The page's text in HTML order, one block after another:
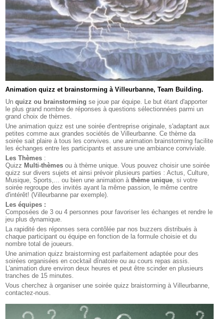
Animation quizz et brainstorming à Villeurbanne, Team Building.
Unquizz ou brainstorming se joue par équipe. Le but étant d'apporter
le plus grand nombre de réponses à questions sélectionnées parmi un
grand choix de thèmes.
Une animation quizz est une soirée d'entreprise originale, s'adaptant aux
petites comme aux grandes sociétés de Villeurbanne. Ce thème da
soirée sait plaire à tous les convives. une animation brainstorming facilite
les échanges entre les participants et assure une ambiance conviviale.
Les Thèmes :
Quizz Multi-thèmes ou à thème unique. Vous pouvez choisir une soirée
quizz sur divers sujets et ainsi prévoir plusieurs parties : Actus, Culture,
Musique, Sports,... ou bien une animation àthème unique, si votre
soirée regroupe des invités ayant la même passion, le même centre
d'intérêt! (Villeurbanne par exemple).
Les équipes :
Composées de 3 ou 4 personnes pour favoriser les échanges et rendre le
jeu plus dynamique.
La rapidité des réponses sera contôlée par nos buzzers distribués à
chaque participant ou équipe en fonction de la formule choisie et du
nombre total de joueurs.
Une animation quizz braistorming est parfaitement adaptée pour des
soirées organisées en cocktail dînatoire ou au cours repas assis.
L'animation dure environ deux heures et peut être scinder en plusieurs
tranches de 15 minutes.
Vous cherchez à organiser une soirée quizz braistorming à Villeurbanne,
contactez-nous.